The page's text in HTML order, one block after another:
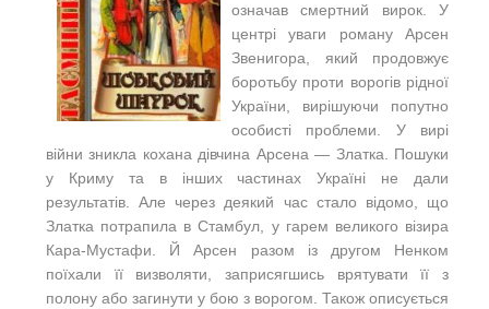
означав смертний вирок. У
центрі уваги роману Арсен
Звенигора, який продовжує
боротьбу проти ворогів рідної
України, вирішуючи попутно
особисті проблеми. У вирі
війни зникла кохана дівчина Арсена — Златка. Пошуки
у Криму та в інших частинах Україні не дали
результатів. Але через деякий час стало відомо, що
Златка потрапила в Стамбул, у гарем великого візира
Кара-Мустафи. Й Арсен разом із другом Ненком
поїхали її визволяти, заприсягшись врятувати її з
полону або загинути у бою з ворогом. Також описується